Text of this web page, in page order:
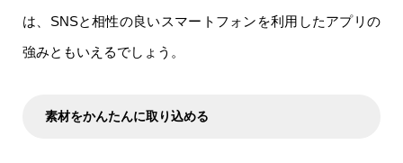
は、SNSと相性の良いスマートフォンを利用したアプリの
強みともいえるでしょう。
素材をかんたんに取り込める